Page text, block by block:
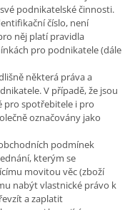
podnikatelské činnosti.
číslo, není
něj platí pravidla
pro podnikatele (dále
některá práva a
V případě, že jsou
pro spotřebitele i pro
označovány jako
podmínek
kterým se
movitou věc (zboží
nabýt vlastnické právo k
a zaplatit